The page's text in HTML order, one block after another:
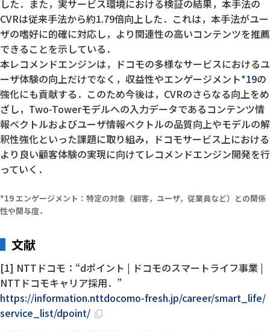
した．また，実サービス環境における検証の結果，本手法の
CVRは従来手法から約1.79倍向上した．これは，本手法がユー
ザの嗜好に的確に対応し，より関連性の高いコンテンツを推薦
できることを示している．
本レコメンドエンジンは，ドコモの多様なサービスにおけるユ
ーザ体験の向上だけでなく，収益性やエンゲージメント*19の
強化にも貢献する．このため今後は，CVRのさらなる向上をめ
ざし，Two-Towerモデルへの入力データであるコンテンツ情
報ベクトルおよびユーザ情報ベクトルの品質向上やモデルの解
釈性強化といった課題に取り組み，ドコモサービス上における
より良い顧客体験の実現に向けてレコメンドエンジン開発を行
っていく．
エンゲージメント：特定の対象（顧客，ユーザ，従業員など）との関係
性や関与度．
文献
[1] NTTドコモ：“dポイント | ドコモのスマートライフ事業 |
NTTドコモキャリア採用．”
https://information.nttdocomo-fresh.jp/career/smart_life/
service_list/dpoint/